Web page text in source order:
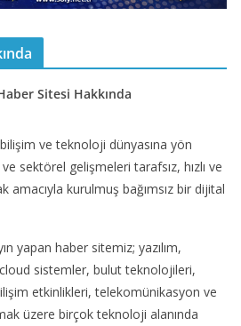
Sitesi Hakkında
ve teknoloji dünyasına yön
sektörel gelişmeleri tarafsız, hızlı ve
amacıyla kurulmuş bağımsız bir dijital
yapan haber sitemiz; yazılım,
sistemler, bulut teknolojileri,
etkinlikleri, telekomünikasyon ve
üzere birçok teknoloji alanında